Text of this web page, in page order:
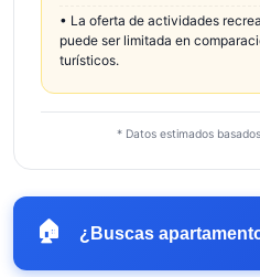
• La oferta de actividades
puede ser limitada en
turísticos.
* Datos estimados
🏠 ¿Buscas